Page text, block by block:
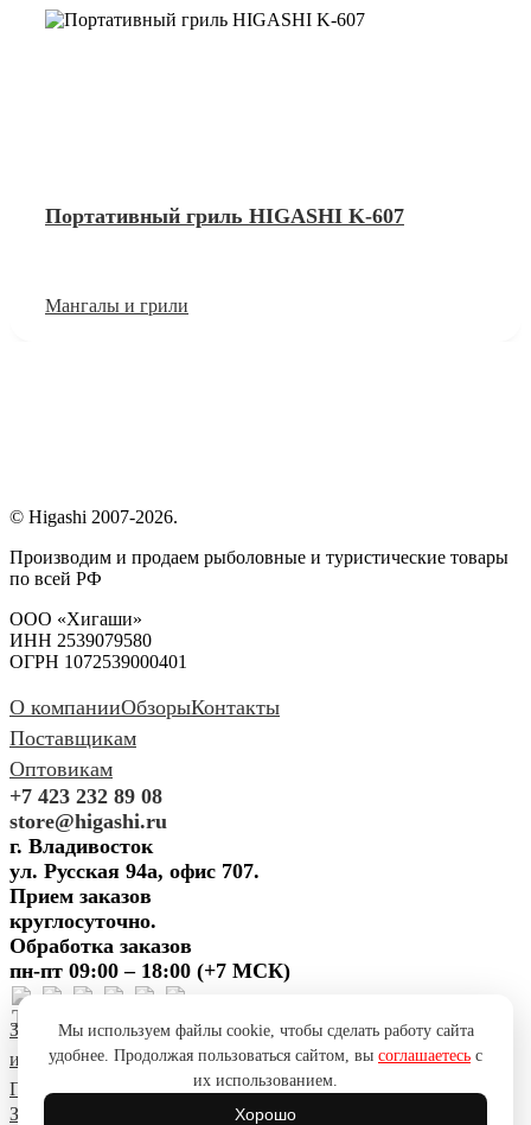
Портативный гриль HIGASHI K-607
Мангалы и грили
© Higashi 2007-2026.
Производим и продаем рыболовные и туристические товары
по всей РФ
ООО «Хигаши»
ИНН 2539079580
ОГРН 1072539000401
О компанииОбзорыКонтакты
Поставщикам
Оптовикам
+7 423 232 89 08
store@higashi.ru
г. Владивосток
ул. Русская 94а, офис 707.
Прием заказов
круглосуточно.
Обработка заказов
пн-пт 09:00 – 18:00 (+7 МСК)
Задать вопросПредложить
идеюПоблагодаритьПожаловаться Сообщить об ошибке
Политика конфиденциальностиСогласие на обработку ПД
Задать вопрос
Мы используем файлы cookie, чтобы сделать работу сайта
удобнее. Продолжая пользоваться сайтом, вы соглашаетесь с
их использованием.
Хорошо